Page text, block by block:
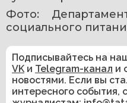
Фото:
социального
Подписывайтесь на
VK и Telegram-канал и
новостями. Если вы
интересного